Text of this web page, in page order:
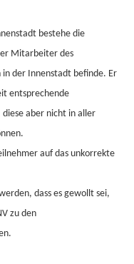
bestehe die
Mitarbeiter des
in der Innenstadt befinde. Er
entsprechende
aber nicht in aller
auf das unkorrekte
dass es gewollt sei,
zu den